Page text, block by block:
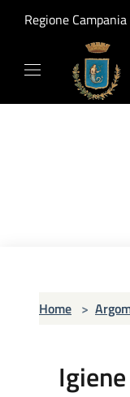
Regione Campania
Home >